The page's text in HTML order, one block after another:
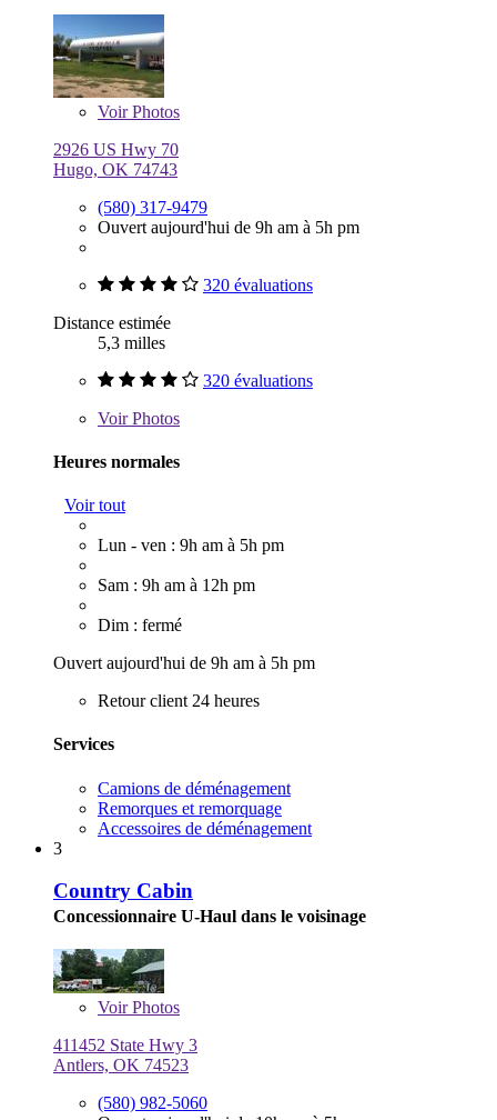
VoirPhotos
2926 US Hwy 70
Hugo, OK 74743
(580) 317-9479
Ouvert aujourd'hui de 9h am à 5h pm
320 évaluations
Distance estimée
5,3 milles
320 évaluations
VoirPhotos
Heures normales
Voir tout
Lun - ven : 9h am à 5h pm
Sam : 9h am à 12h pm
Dim : fermé
Ouvert aujourd'hui de 9h am à 5h pm
Retour client 24 heures
Services
Camions de déménagement
Remorques et remorquage
Accessoires de déménagement
3
Country Cabin
Concessionnaire U-Haul dans le voisinage
VoirPhotos
411452 State Hwy 3
Antlers, OK 74523
(580) 982-5060